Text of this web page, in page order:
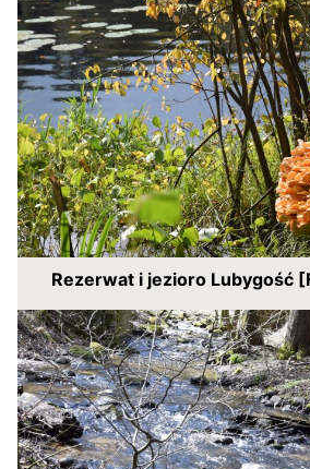
Rezerwat i jezioro Lubygość